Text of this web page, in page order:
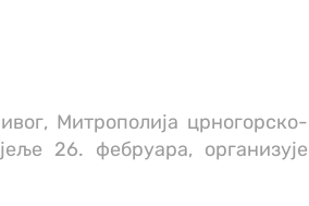
Митрополија црногорско-
26. фебруара, организује